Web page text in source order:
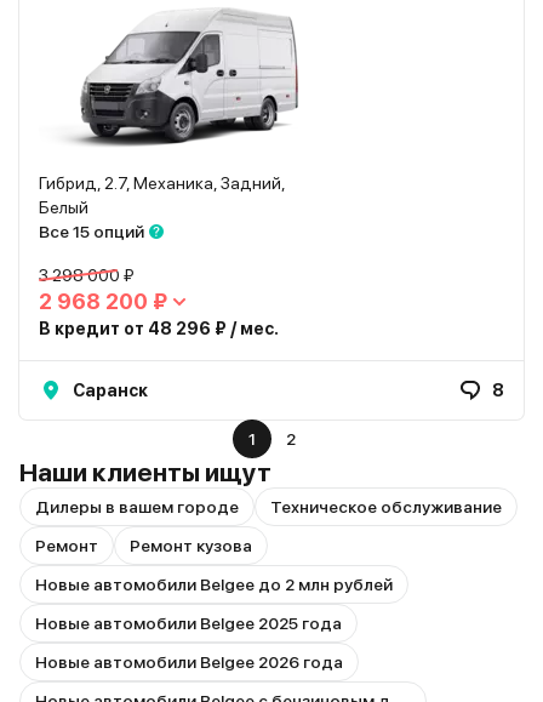
Гибрид, 2.7, Механика, Задний,
Белый
Все 15 опций
3 298 000 ₽
2 968 200 ₽
В кредит от 48 296 ₽ / мес.
Саранск 8
1 2
Наши клиенты ищут
Дилеры в вашем городе
Техническое обслуживание
Ремонт
Ремонт кузова
Новые автомобили Belgee до 2 млн рублей
Новые автомобили Belgee 2025 года
Новые автомобили Belgee 2026 года